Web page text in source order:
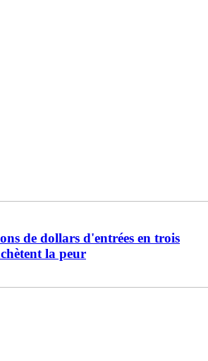
de dollars d'entrées en trois
la peur